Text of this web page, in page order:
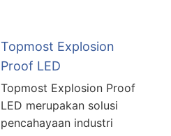
Topmost Explosion
Proof LED
Topmost Explosion Proof
LED merupakan solusi
pencahayaan industri